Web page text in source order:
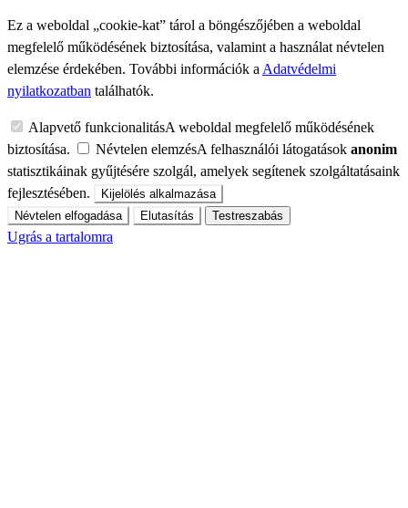
Ez a weboldal „cookie-kat” tárol a böngészőjében a weboldal
megfelelő működésének biztosítása, valamint a használat névtelen
elemzése érdekében. További információk a Adatvédelmi
nyilatkozatban találhatók.
Alapvető funkcionalitásA weboldal megfelelő működésének
biztosítása.
Névtelen elemzésA felhasználói látogatások anonim
statisztikáinak gyűjtésére szolgál, amelyek segítenek szolgáltatásaink
fejlesztésében.
Kijelölés alkalmazása
Névtelen elfogadása
Elutasítás Testreszabás
Ugrás a tartalomra